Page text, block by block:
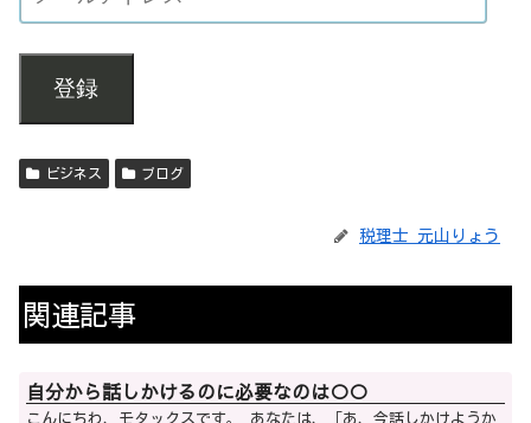
登録
ビジネス ブログ
税理士 元山りょう
関連記事
自分から話しかけるのに必要なのは○○
こんにちわ、モタックスです。 あなたは、「あ、今話しかけようか